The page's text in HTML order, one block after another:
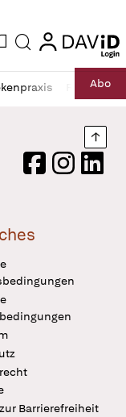
Suche login
RechtAbo
FacebookInstagram
Barrierefreiheit